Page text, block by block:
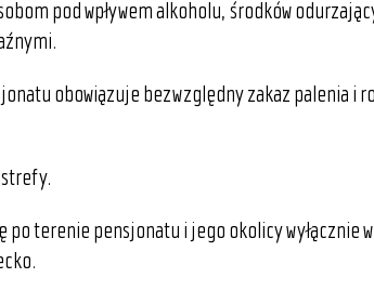
pod wpływem alkoholu, środków
obowiązuje bezwzględny zakaz palenia i
terenie pensjonatu i jego okolicy wyłącznie